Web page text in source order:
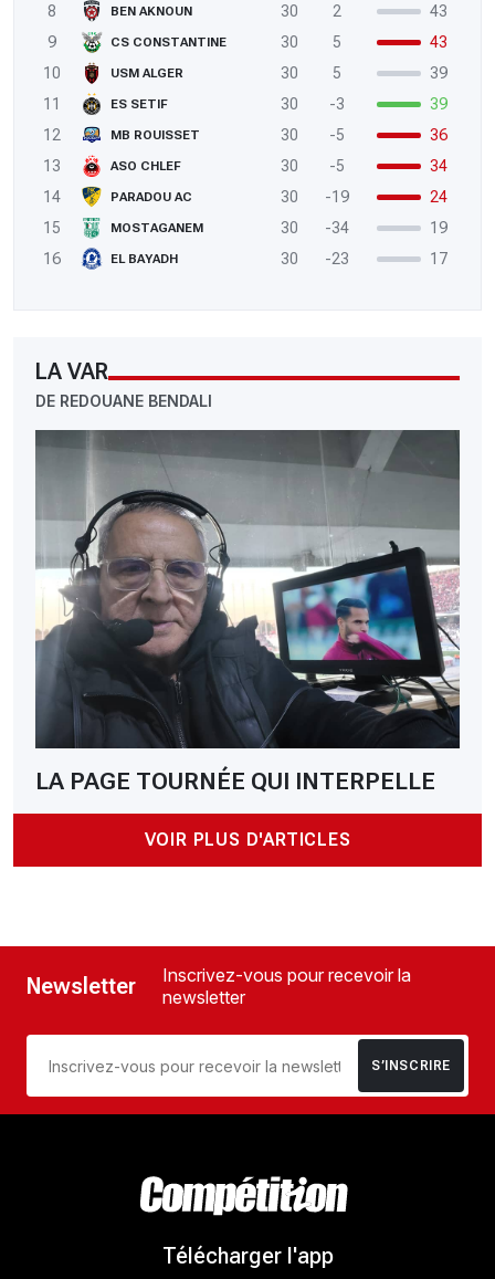
8
BEN AKNOUN 30 2
43
9
CS CONSTANTINE 30 5
43
10
USM ALGER 30 5
39
11
ES SETIF 30 -3
39
12
MB ROUISSET 30 -5
36
13
ASO CHLEF 30 -5
34
14
PARADOU AC 30 -19
24
15
MOSTAGANEM 30 -34
19
16
EL BAYADH 30 -23 17
LA VAR
DE REDOUANE BENDALI
LA PAGE TOURNÉE QUI INTERPELLE
VOIR PLUS D'ARTICLES
Newsletter
Inscrivez-vous pour recevoir la
newsletter
S’INSCRIRE
Télécharger l'app